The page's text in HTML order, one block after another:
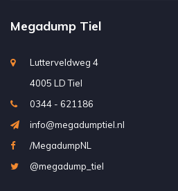
Megadump Tiel
Lutterveldweg 4
4005 LD Tiel
0344 - 621186
info@megadumptiel.nl
/MegadumpNL
@megadump_tiel